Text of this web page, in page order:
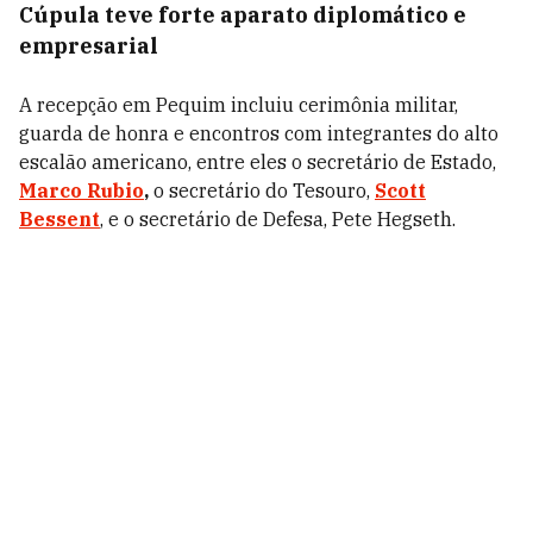
Cúpula teve forte aparato diplomático e
empresarial
A recepção em Pequim incluiu cerimônia militar,
guarda de honra e encontros com integrantes do alto
escalão americano, entre eles o secretário de Estado,
Marco Rubio, o secretário do Tesouro, Scott
Bessent, e o secretário de Defesa, Pete Hegseth.